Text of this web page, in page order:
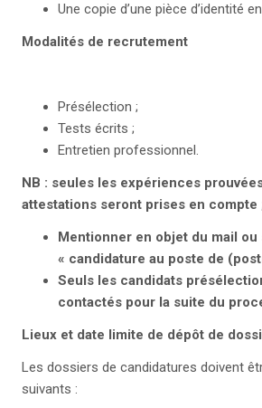
Une copie d’une pièce d’identité
Modalités de recrutement
Présélection ;
Tests écrits ;
Entretien professionnel.
NB : seules les expériences
attestations seront prises en compte
Mentionner en objet du mail ou
« candidature au poste de
Seuls les candidats
contactés pour la suite du
Lieux et date limite de dépôt de
Les dossiers de candidatures doivent
suivants :